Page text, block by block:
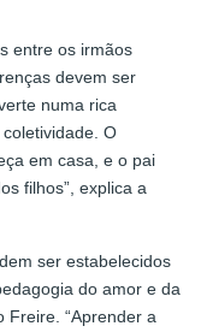
entre os irmãos
devem ser
numa rica
O
em casa, e o pai
filhos”, explica a
ser estabelecidos
do amor e da
Freire. “Aprender a